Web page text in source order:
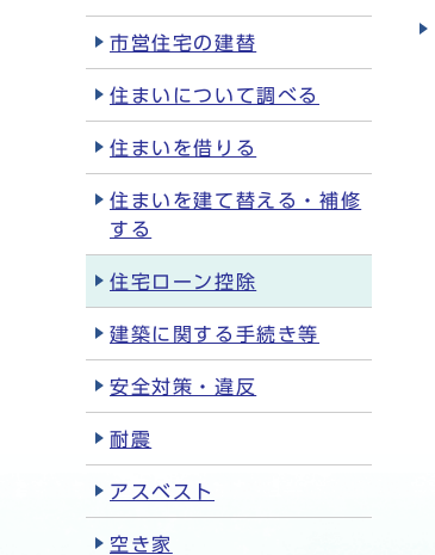
市営住宅の建替
住まいについて調べる
住まいを借りる
住まいを建て替える・補修
する
住宅ローン控除
建築に関する手続き等
安全対策・違反
耐震
アスベスト
空き家